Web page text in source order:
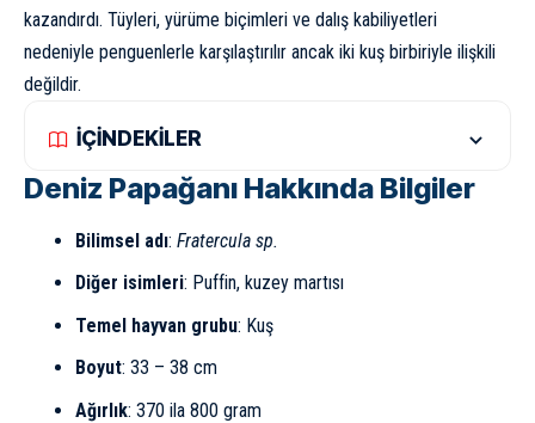
kazandırdı. Tüyleri, yürüme biçimleri ve dalış kabiliyetleri
nedeniyle penguenlerle karşılaştırılır ancak iki kuş birbiriyle ilişkili
değildir.
İÇİNDEKİLER
Deniz Papağanı Hakkında Bilgiler
Bilimsel adı: Fratercula sp.
Diğer isimleri: Puffin, kuzey martısı
Temel hayvan grubu: Kuş
Boyut: 33 – 38 cm
Ağırlık: 370 ila 800 gram